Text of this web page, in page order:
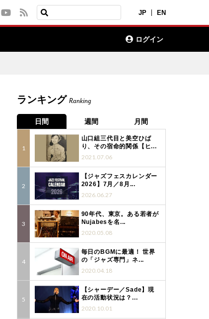
JP EN
ログイン
ランキング Ranking
日間 週間 月間
山口組三代目と美空ひば
り、その宿命的関係【ヒ...
2021.07.06
【ジャズフェスカレンダー
2026】7月／8月...
2026.06.27
90年代、東京。ある若者が
Nujabesを名...
2020.05.08
毎日のBGMに最適！ 世界
の「ジャズ専門」ネ...
2020.04.18
【シャーデー／Sade】現
在の活動状況は？...
2020.10.01